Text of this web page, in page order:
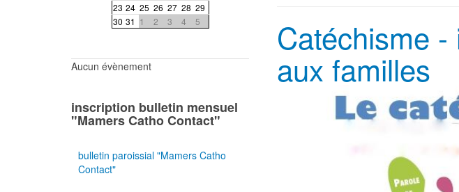
Catéchisme
aux familles
23 24 25 26 27 28 29
30 31 1 2 3 4 5
Aucun évènement
inscription bulletin mensuel
"Mamers Catho Contact"
bulletin paroissial "Mamers Catho
Contact"